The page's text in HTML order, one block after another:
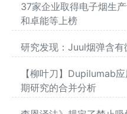
37家企业取得电子烟生
和卓能等上榜
研究发现：Juul烟弹含有
【柳叶刀】Dupilumab
期研究的合并分析